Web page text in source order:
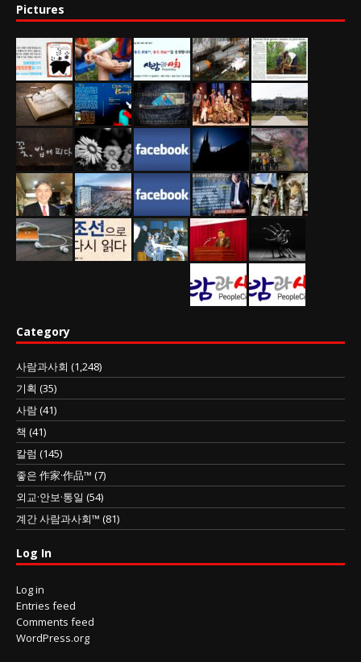
Pictures
Category
사람과사회 (1,248)
기획 (35)
사람(41)
책 (41)
칼럼 (145)
좋은 作家·作品™ (7)
외교·안보·통일 (54)
계간 사람과사회™ (81)
Log In
Log in
Entries feed
Comments feed
WordPress.org